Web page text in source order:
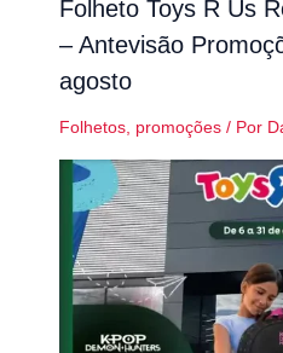
Folheto Toys R Us
– Antevisão
agosto
Folhetos, promoções/ Por